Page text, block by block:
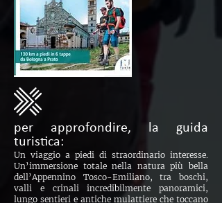
per approfondire, la guida
turistica:
Un viaggio a piedi di straordinario interesse.
Un’immersione totale nella natura più bella
dell’Appennino Tosco-Emiliano, tra boschi,
valli e crinali incredibilmente panoramici,
lungo sentieri e antiche mulattiere che toccano